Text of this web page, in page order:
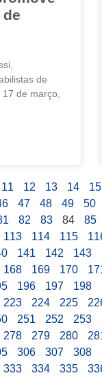
de
de março,
11 12 13 14 15
47 48 49 50
82 83 84 85
113 114 115
141 142 143
168 169 170
196 197 198
223 224 225
251 252 253
278 279 280
306 307 308
333 334 335